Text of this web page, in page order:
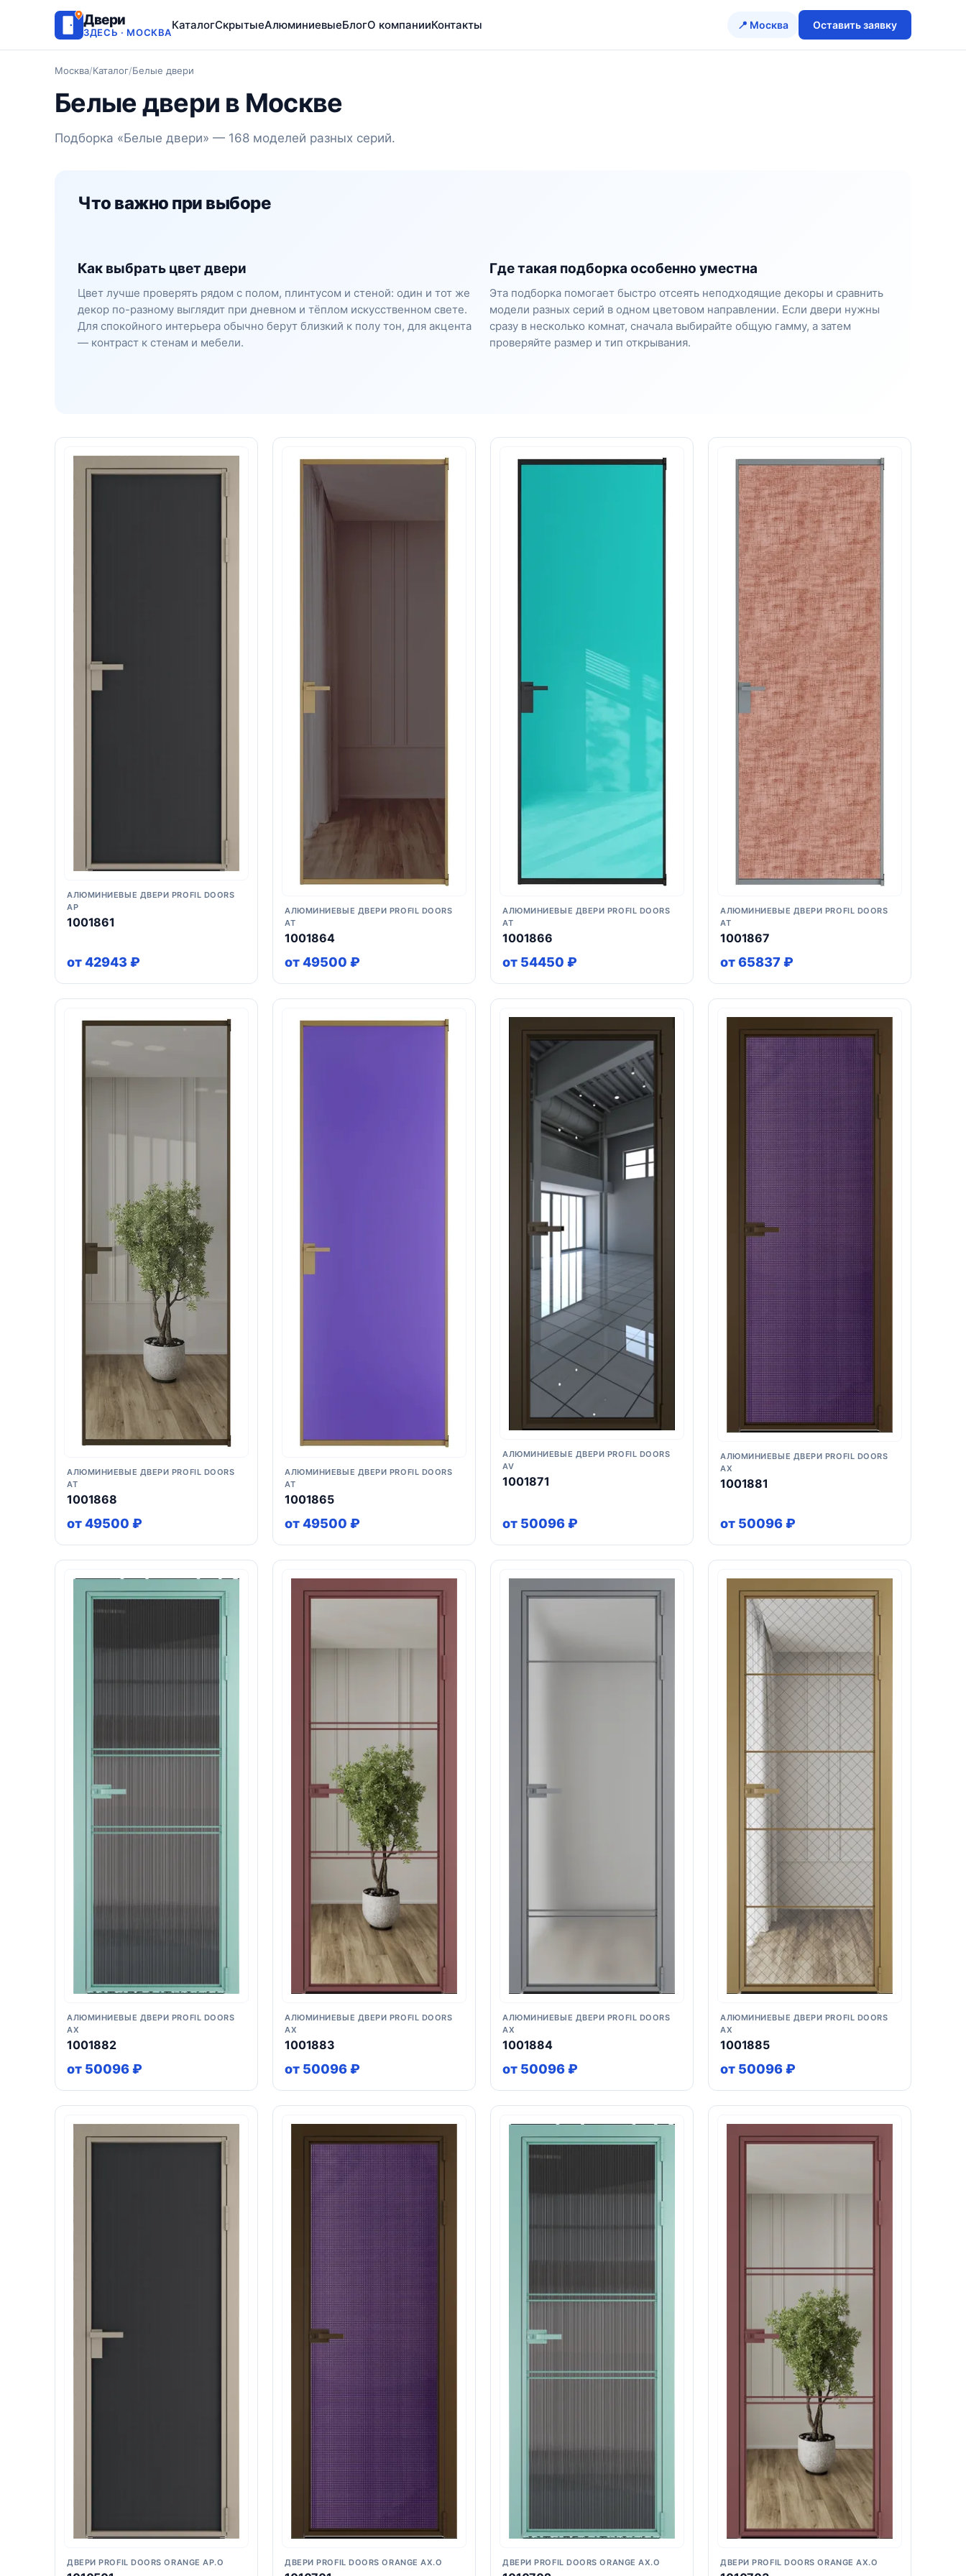
Двери
ЗДЕСЬ · МОСКВА
КаталогСкрытыеАлюминиевыеБлогО компанииКонтакты 📍 Москва Оставить заявку
Москва/Каталог/Белые двери
Белые двери в Москве
Подборка «Белые двери» — 168 моделей разных серий.
Что важно при выборе
Как выбрать цвет двери
Цвет лучше проверять рядом с полом, плинтусом и стеной: один и тот же
декор по-разному выглядит при дневном и тёплом искусственном свете.
Для спокойного интерьера обычно берут близкий к полу тон, для акцента
— контраст к стенам и мебели.
Где такая подборка особенно уместна
Эта подборка помогает быстро отсеять неподходящие декоры и сравнить
модели разных серий в одном цветовом направлении. Если двери нужны
сразу в несколько комнат, сначала выбирайте общую гамму, а затем
проверяйте размер и тип открывания.
АЛЮМИНИЕВЫЕ ДВЕРИ PROFIL DOORS
AP
1001861
от 42943 ₽
АЛЮМИНИЕВЫЕ ДВЕРИ PROFIL DOORS
AT
1001864
от 49500 ₽
АЛЮМИНИЕВЫЕ ДВЕРИ PROFIL DOORS
AT
1001866
от 54450 ₽
АЛЮМИНИЕВЫЕ ДВЕРИ PROFIL DOORS
AT
1001867
от 65837 ₽
АЛЮМИНИЕВЫЕ ДВЕРИ PROFIL DOORS
AT
1001868
от 49500 ₽
АЛЮМИНИЕВЫЕ ДВЕРИ PROFIL DOORS
AT
1001865
от 49500 ₽
АЛЮМИНИЕВЫЕ ДВЕРИ PROFIL DOORS
AV
1001871
от 50096 ₽
АЛЮМИНИЕВЫЕ ДВЕРИ PROFIL DOORS
AX
1001881
от 50096 ₽
АЛЮМИНИЕВЫЕ ДВЕРИ PROFIL DOORS
AX
1001882
от 50096 ₽
АЛЮМИНИЕВЫЕ ДВЕРИ PROFIL DOORS
AX
1001883
от 50096 ₽
АЛЮМИНИЕВЫЕ ДВЕРИ PROFIL DOORS
AX
1001884
от 50096 ₽
АЛЮМИНИЕВЫЕ ДВЕРИ PROFIL DOORS
AX
1001885
от 50096 ₽
ДВЕРИ PROFIL DOORS ORANGE AP.O ДВЕРИ PROFIL DOORS ORANGE AX.O ДВЕРИ PROFIL DOORS ORANGE AX.O ДВЕРИ PROFIL DOORS ORANGE AX.O